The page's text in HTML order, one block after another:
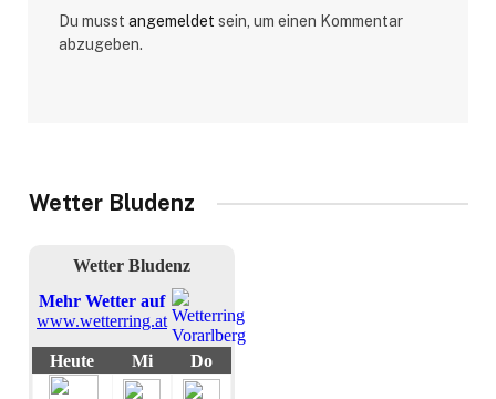
Du musst angemeldet sein, um einen Kommentar
abzugeben.
Wetter Bludenz